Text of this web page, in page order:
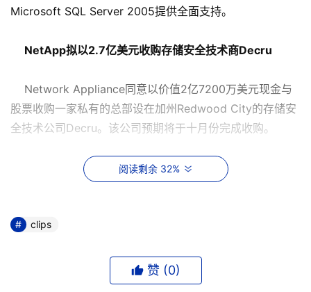
Microsoft SQL Server 2005提供全面支持。
NetApp拟以2.7亿美元收购存储安全技术商Decru
Network Appliance同意以价值2亿7200万美元现金与
股票收购一家私有的总部设在加州Redwood City的存储安
全技术公司Decru。该公司预期将于十月份完成收购。
东京名校“倾心”StoreAge
Dynamics的大力配合之下，终于完成了在Tamagawa校园
基础教育学校（注：指从小学至高中12个年级）。这项安装
工程的规模非常大，将该校分布在五幢教学大楼内的数个科
阅读剩余 32%
clips
赞 (0)